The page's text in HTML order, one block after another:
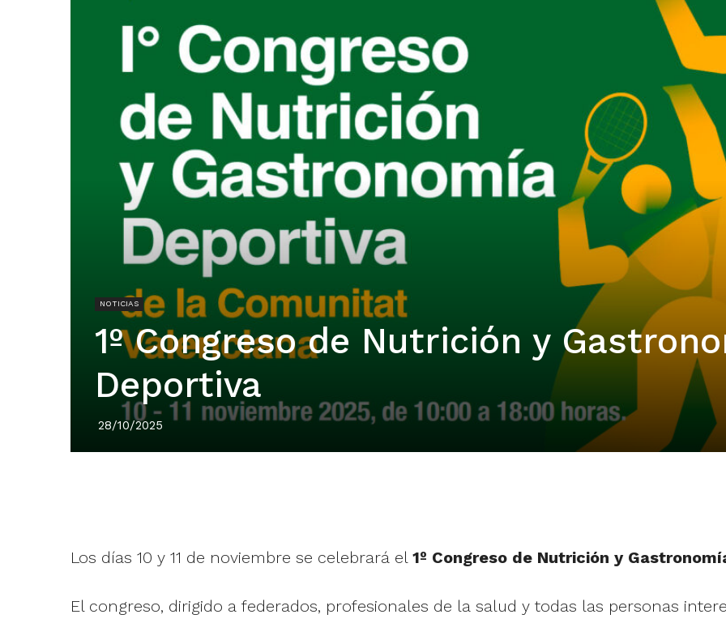
NOTICIAS
1º Congreso de Nutrición y
Deportiva
28/10/2025
Los días 10 y 11 de noviembre se celebrará el 1º Congreso de Nutrición y
El congreso, dirigido a federados, profesionales de la salud y todas las personas